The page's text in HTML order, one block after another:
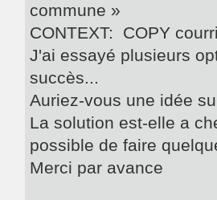
commune »
CONTEXT: COPY
J'ai essayé plusieurs
succès...
Auriez-vous une idée
La solution est-elle a
possible de faire
Merci par avance